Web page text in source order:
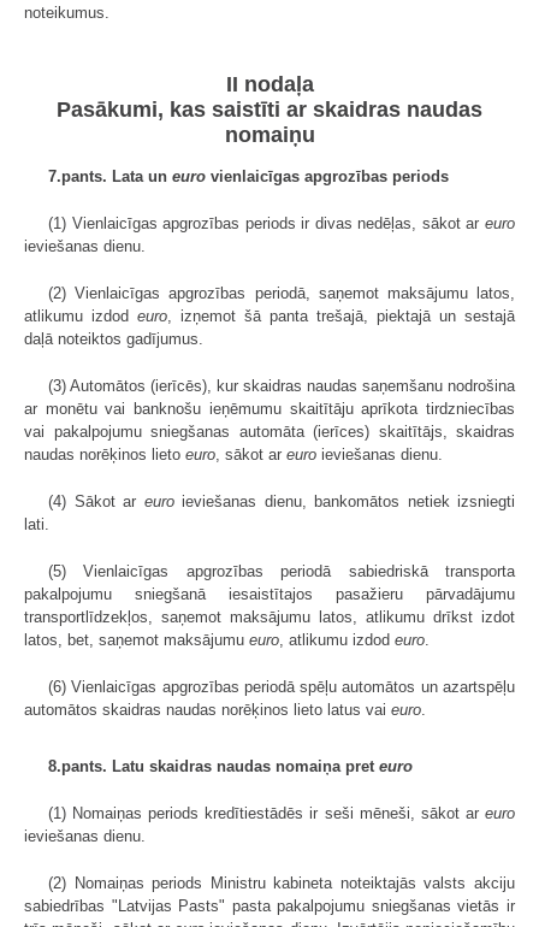
noteikumus.
II nodaļa
Pasākumi, kas saistīti ar skaidras naudas
nomaiņu
7.pants. Lata un euro vienlaicīgas apgrozības periods
(1) Vienlaicīgas apgrozības periods ir divas nedēļas, sākot ar euro
ieviešanas dienu.
(2) Vienlaicīgas apgrozības periodā, saņemot maksājumu latos,
atlikumu izdod euro, izņemot šā panta trešajā, piektajā un sestajā
daļā noteiktos gadījumus.
(3) Automātos (ierīcēs), kur skaidras naudas saņemšanu nodrošina
ar monētu vai banknošu ieņēmumu skaitītāju aprīkota tirdzniecības
vai pakalpojumu sniegšanas automāta (ierīces) skaitītājs, skaidras
naudas norēķinos lieto euro, sākot ar euro ieviešanas dienu.
(4) Sākot ar euroieviešanas dienu, bankomātos netiek izsniegti
lati.
(5) Vienlaicīgas apgrozības periodā sabiedriskā transporta
pakalpojumu sniegšanā iesaistītajos pasažieru pārvadājumu
transportlīdzekļos, saņemot maksājumu latos, atlikumu drīkst izdot
latos, bet, saņemot maksājumu euro, atlikumu izdod euro.
(6) Vienlaicīgas apgrozības periodā spēļu automātos un azartspēļu
automātos skaidras naudas norēķinos lieto latus vai euro.
8.pants. Latu skaidras naudas nomaiņa pret euro
(1) Nomaiņas periods kredītiestādēs ir seši mēneši, sākot ar euro
ieviešanas dienu.
(2) Nomaiņas periods Ministru kabineta noteiktajās valsts akciju
sabiedrības "Latvijas Pasts" pasta pakalpojumu sniegšanas vietās ir